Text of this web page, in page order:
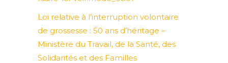
Loi relative à l’interruption volontaire
de grossesse : 50 ans d’héritage –
Ministère du Travail, de la Santé, des
Solidarités et des Familles